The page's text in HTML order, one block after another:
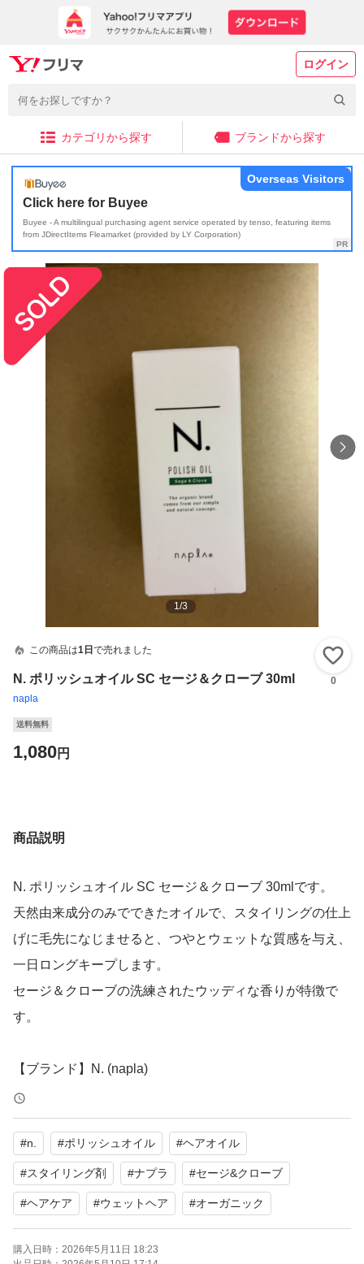
ログイン
カテゴリから探す ブランドから探す
Click here for Buyee
Buyee - A multilingual purchasing agent service operated by tenso, featuring items
from JDirectItems Fleamarket (provided by LY Corporation)
Overseas Visitors
1/3
この商品は1日 で売れました
N. ポリッシュオイル SC セージ＆クローブ 30ml
napla
0
送料無料
1,080円
商品説明
N. ポリッシュオイル SC セージ＆クローブ 30mlです。
天然由来成分のみでできたオイルで、スタイリングの仕上
げに毛先になじませると、つやとウェットな質感を与え、
一日ロングキープします。
セージ＆クローブの洗練されたウッディな香りが特徴で
す。
【ブランド】N. (napla)
【製品名】ポリッシュオイル SC
【容量】30ml
【香り】セージ＆クローブ
【商品の状態】未使用
【カラー】クリア系
よろしくお願いいたします。
#n. #ポリッシュオイル #ヘアオイル
#スタイリング剤 #ナプラ #セージ&クローブ
#ヘアケア #ウェットヘア #オーガニック
購入日時： 2026年5月11日 18:23